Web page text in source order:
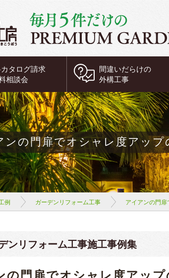
カタログ請求
相談会
間違いだらけの
外構工事
ンの門扉でオシャレ度アッ
例 ガーデンリフォーム工事 アイアンの門
ンリフォーム工事施工事例集